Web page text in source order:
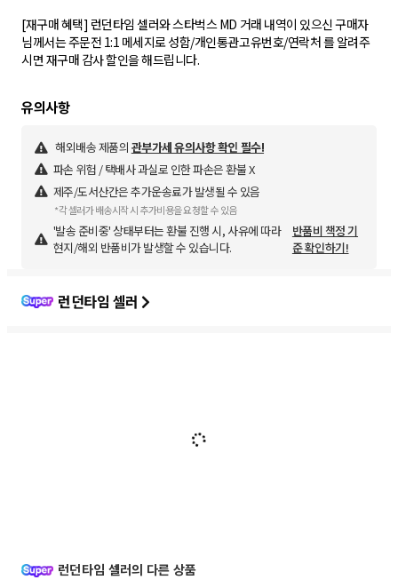
[재구매 혜택] 런던타임 셀러와 스타벅스 MD 거래 내역이 있으신 구매자
님께서는 주문전 1:1 메세지로 성함/개인통관고유번호/연락처 를 알려주
시면 재구매 감사 할인을 해드립니다.
유의사항
해외배송 제품의 관부가세 유의사항 확인 필수!
파손 위험 / 택배사 과실로 인한 파손은 환불 X
제주/도서산간은 추가운송료가 발생될 수 있음
*각 셀러가 배송시작 시 추가비용을 요청할 수 있음
'발송 준비중' 상태부터는 환불 진행 시, 사유에 따라
현지/해외 반품비가 발생할 수 있습니다.
반품비 책정 기
준 확인하기!
런던타임 셀러
런던타임 셀러의 다른 상품